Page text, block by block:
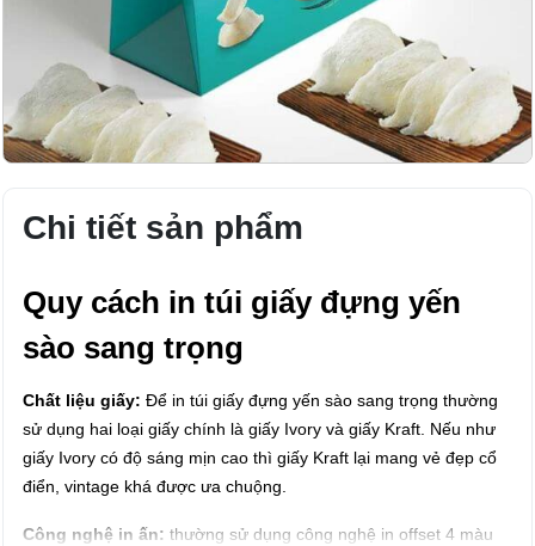
Chi tiết sản phẩm
Quy cách in túi giấy đựng yến
sào sang trọng
Chất liệu giấy: Để in túi giấy đựng yến sào sang trọng thường
sử dụng hai loại giấy chính là giấy Ivory và giấy Kraft. Nếu như
giấy Ivory có độ sáng mịn cao thì giấy Kraft lại mang vẻ đẹp cổ
điển, vintage khá được ưa chuộng.
Công nghệ in ấn: thường sử dụng công nghệ in offset 4 màu